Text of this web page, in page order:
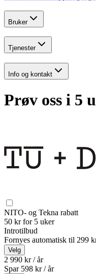
Bruker
Tjenester
Info og kontakt
Prøv oss i 5
NITO- og Tekna rabatt
50 kr for 5 uker
Introtilbud
Fornyes automatisk til 299
Velg
2 990 kr / år
Spar 598 kr /år